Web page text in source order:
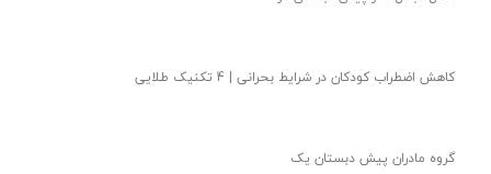
کاهش اضطراب کودکان در شرایط بحرانی | 4 تکنیک طلایی
گروه مادران پیش دبستان یک